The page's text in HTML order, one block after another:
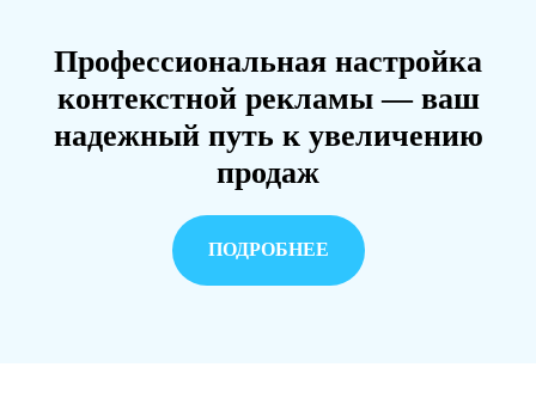
Профессиональная настройка
контекстной рекламы — ваш
надежный путь к увеличению
продаж
ПОДРОБНЕЕ